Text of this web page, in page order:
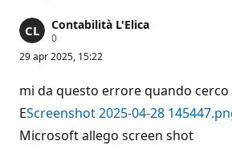
Contabilità L'Elica
0P
n
i
d
i
r
e
29 apr 2025, 15:22
mi da questo errore quando
EScreenshot 2025-04-28
Microsoft allego screen shot